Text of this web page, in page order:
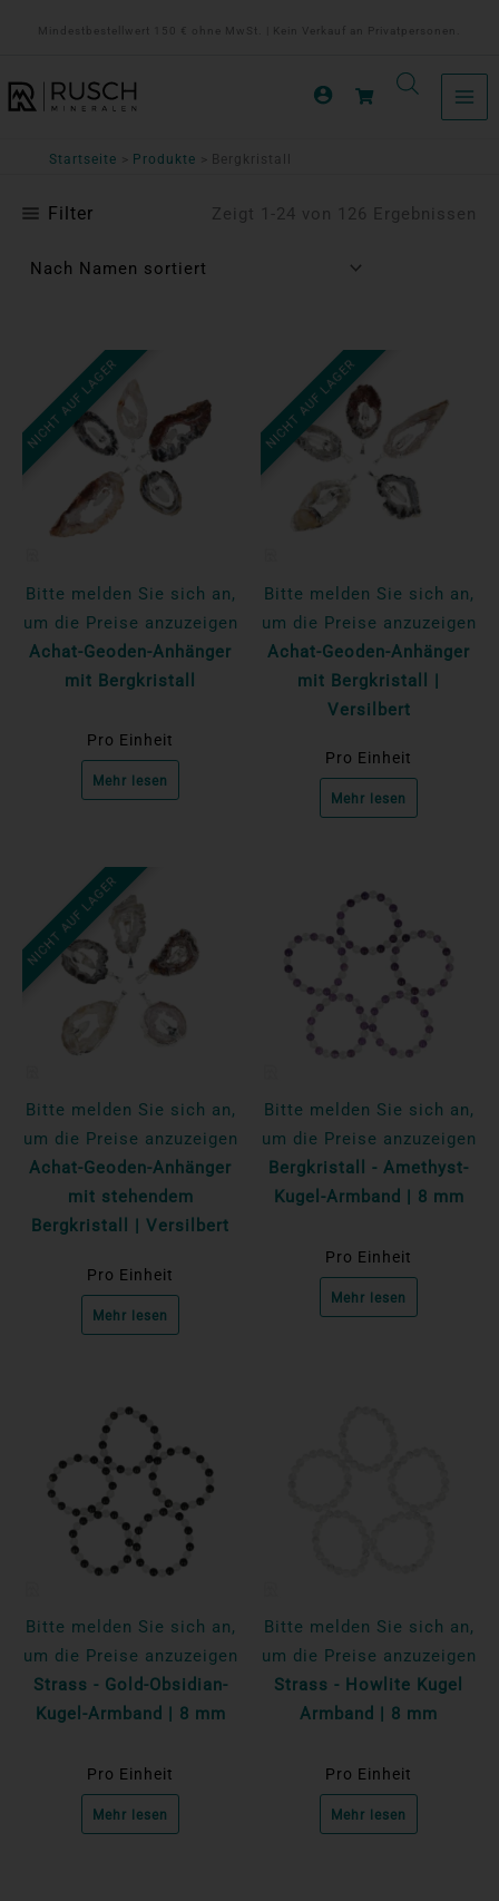
Mindestbestellwert 150 € ohne MwSt. | Kein Verkauf an Privatpersonen.
Startseite Produkte Bergkristall
Filter Zeigt 1-24 von 126 Ergebnissen
NICHT AUF LAGER
Bitte melden Sie sich an,
um die Preise anzuzeigen
Achat-Geoden-Anhänger
mit Bergkristall
Pro Einheit
Mehr lesen
NICHT AUF LAGER
Bitte melden Sie sich an,
um die Preise anzuzeigen
Achat-Geoden-Anhänger
mit Bergkristall |
Versilbert
Pro Einheit
Mehr lesen
NICHT AUF LAGER
Bitte melden Sie sich an,
um die Preise anzuzeigen
Achat-Geoden-Anhänger
mit stehendem
Bergkristall | Versilbert
Pro Einheit
Mehr lesen
Bitte melden Sie sich an,
um die Preise anzuzeigen
Bergkristall - Amethyst-
Kugel-Armband | 8 mm
Pro Einheit
Mehr lesen
Bitte melden Sie sich an,
um die Preise anzuzeigen
Strass - Gold-Obsidian-
Kugel-Armband | 8 mm
Pro Einheit
Mehr lesen
Bitte melden Sie sich an,
um die Preise anzuzeigen
Strass - Howlite Kugel
Armband | 8 mm
Pro Einheit
Mehr lesen